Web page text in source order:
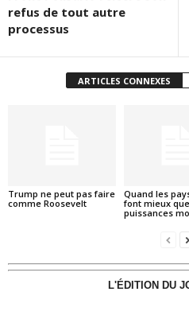
refus de tout autre
processus
ARTICLES CONNEXES
Trump ne peut pas faire
comme Roosevelt
Quand les
font mieux
puissances
L'ÉDITION DU